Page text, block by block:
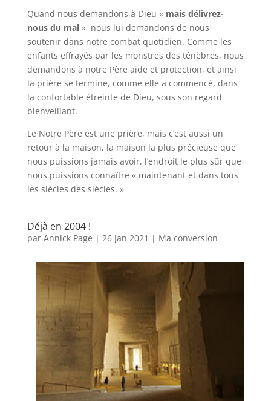
Quand nous demandons à Dieu « mais délivrez-
nous du mal», nous lui demandons de nous
soutenir dans notre combat quotidien. Comme les
enfants effrayés par les monstres des ténèbres, nous
demandons à notre Père aide et protection, et ainsi
la prière se termine, comme elle a commencé, dans
la confortable étreinte de Dieu, sous son regard
bienveillant.
Le Notre Père est une prière, mais c’est aussi un
retour à la maison, la maison la plus précieuse que
nous puissions jamais avoir, l’endroit le plus sûr que
nous puissions connaître « maintenant et dans tous
les siècles des siècles. »
Déjà en 2004 !
par Annick Page | 26 Jan 2021 | Ma conversion